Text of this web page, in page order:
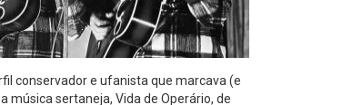
conservador e ufanista que marcava (e
música sertaneja, Vida de Operário, de